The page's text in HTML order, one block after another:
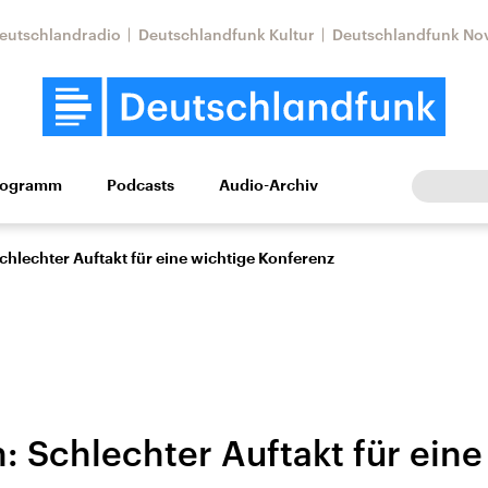
Deutschlandfunk Kultur Deutschlandfunk
Wissen Kultur Europa
Nahostkonflikt
Iran
Podcasts Audio-Archiv
Auftakt für eine wichtige Konferenz
Schlechter Auftakt für